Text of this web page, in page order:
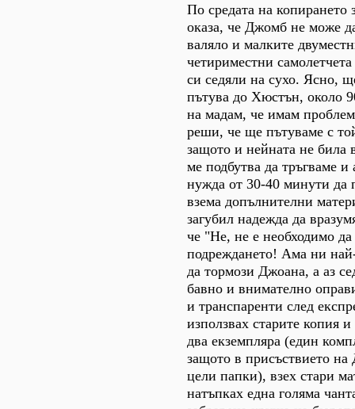
По средата на копирането
оказа, че Джомб не може
валяло и малките
четириместни
си седяли на сухо. Ясно,
пътува до Хюстън, около
на мадам, че имам
реши, че ще пътуваме с
защото и нейната не била
ме подбутва да тръгваме и
нужда от 30-40 минути да
взема допълнителни
загубил надежда да
че "Не, не е необходимо
подреждането! Ама ни
да тормози Джоана, а аз
бавно и внимателно
и транспаренти след
използвах старите копия
два екземпляра (един
защото в присъствието на
цели папки), взех стари
натъпках една голяма